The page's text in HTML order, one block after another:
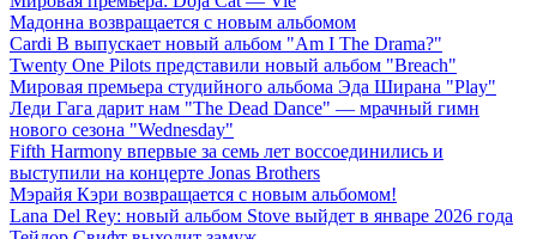
Мадонна возвращается с новым альбомом
Cardi B выпускает новый альбом "Am I The Drama?"
Twenty One Pilots представили новый альбом "Breach"
Мировая премьера студийного альбома Эда Ширана "Play"
Леди Гага дарит нам "The Dead Dance" — мрачный гимн
нового сезона "Wednesday"
Fifth Harmony впервые за семь лет воссоединились и
выступили на концерте Jonas Brothers
Мэрайя Кэри возвращается с новым альбомом!
Lana Del Rey: новый альбом Stove выйдет в январе 2026 года